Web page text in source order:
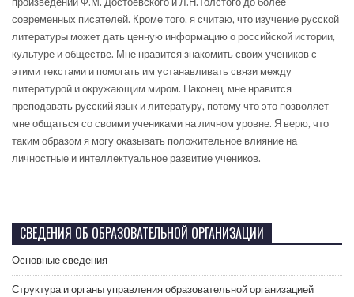
современных писателей. Кроме того, я считаю, что изучение русской
литературы может дать ценную информацию о российской истории,
культуре и обществе. Мне нравится знакомить своих учеников с
этими текстами и помогать им устанавливать связи между
литературой и окружающим миром. Наконец, мне нравится
преподавать русский язык и литературу, потому что это позволяет
мне общаться со своими учениками на личном уровне. Я верю, что
таким образом я могу оказывать положительное влияние на
личностные и интеллектуальное развитие учеников.
СВЕДЕНИЯ ОБ ОБРАЗОВАТЕЛЬНОЙ ОРГАНИЗАЦИИ
Основные сведения
Структура и органы управления образовательной организацией